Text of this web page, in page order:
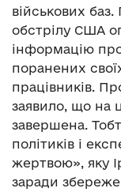
військових
обстрілу США
інформацію про
поранених
працівників.
заявило, що на
завершена.
політиків і
жертвою», яку
заради